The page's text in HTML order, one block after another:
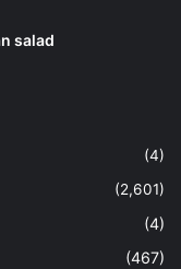
salad
(4)
(2,601)
(4)
(467)